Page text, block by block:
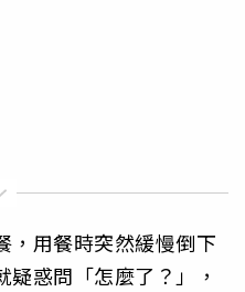
，用餐時突然緩慢倒下
惑問「怎麼了？」，